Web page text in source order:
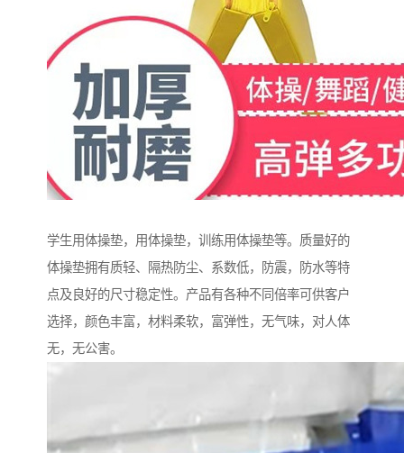
学生用体操垫，用体操垫，训练用体操垫等。质量好的
体操垫拥有质轻、隔热防尘、系数低，防震，防水等特
点及良好的尺寸稳定性。产品有各种不同倍率可供客户
选择，颜色丰富，材料柔软，富弹性，无气味，对人体
无，无公害。